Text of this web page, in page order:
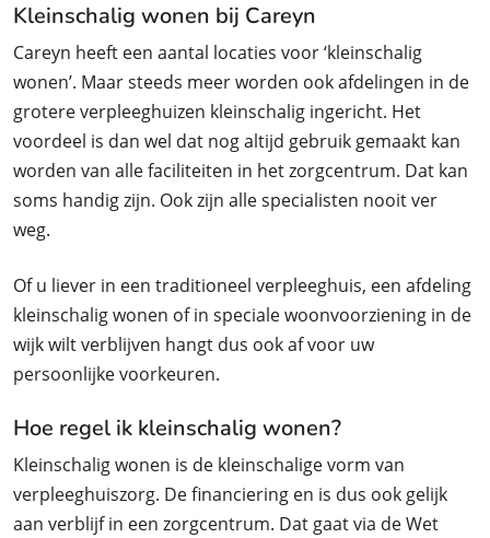
Kleinschalig wonen bij Careyn
Careyn heeft een aantal locaties voor ‘kleinschalig
wonen’. Maar steeds meer worden ook afdelingen in de
grotere verpleeghuizen kleinschalig ingericht. Het
voordeel is dan wel dat nog altijd gebruik gemaakt kan
worden van alle faciliteiten in het zorgcentrum. Dat kan
soms handig zijn. Ook zijn alle specialisten nooit ver
weg.
Of u liever in een traditioneel verpleeghuis, een afdeling
kleinschalig wonen of in speciale woonvoorziening in de
wijk wilt verblijven hangt dus ook af voor uw
persoonlijke voorkeuren.
Hoe regel ik kleinschalig wonen?
Kleinschalig wonen is de kleinschalige vorm van
verpleeghuiszorg. De financiering en is dus ook gelijk
aan verblijf in een zorgcentrum. Dat gaat via de Wet